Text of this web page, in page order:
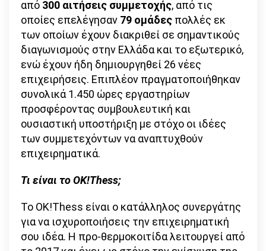
από 300 αιτήσεις συμμετοχής, από τις
οποίες επελέγησαν 79 ομάδες πολλές εκ
των οποίων έχουν διακριθεί σε σημαντικούς
διαγωνισμούς στην Ελλάδα και το εξωτερικό,
ενώ έχουν ήδη δημιουργηθεί 26 νέες
επιχειρήσεις. Επιπλέον πραγματοποιήθηκαν
συνολικά 1.450 ώρες εργαστηρίων
προσφέροντας συμβουλευτική και
ουσιαστική υποστήριξη με στόχο οι ιδέες
των συμμετεχόντων να αναπτυχθούν
επιχειρηματικά.
Τι είναι το ΟΚ!Thess;
Το OK!Thess είναι ο κατάλληλος συνεργάτης
για να ισχυροποιήσεις την επιχειρηματική
σου ιδέα. Η προ-θερμοκοιτίδα λειτουργεί από